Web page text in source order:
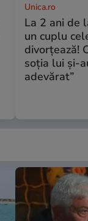
Unica.ro
La 2 ani de
un cuplu
divorțează!
soția lui și-
adevărat”